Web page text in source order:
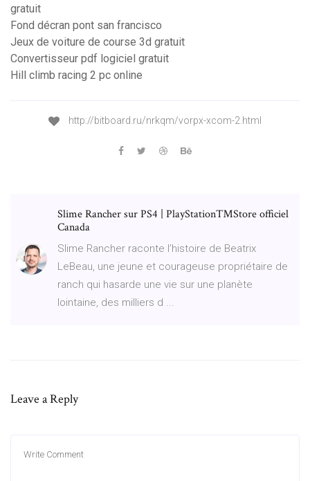
gratuit
Fond décran pont san francisco
Jeux de voiture de course 3d gratuit
Convertisseur pdf logiciel gratuit
Hill climb racing 2 pc online
http://bitboard.ru/nrkqm/vorpx-xcom-2.html
Slime Rancher sur PS4 | PlayStation™Store officiel
Canada
Slime Rancher raconte l’histoire de Beatrix
LeBeau, une jeune et courageuse propriétaire de
ranch qui hasarde une vie sur une planète
lointaine, des milliers d ...
Leave a Reply